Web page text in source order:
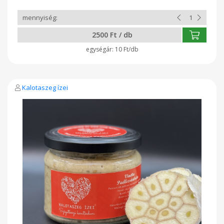
napraforgóolaj, Na-Benzoát.
2500 Ft / db
10 Ft/db
Kalotaszeg ízei